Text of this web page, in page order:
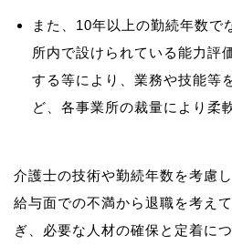
また、10年以上の勤続年数で
所内で設けられている能力評
する等により、業務や技能等
ど、各事業所の裁量により柔
介護士の技術や勤続年数を考慮
給与面での不満から退職を考え
ぎ、必要な人材の確保と定着に